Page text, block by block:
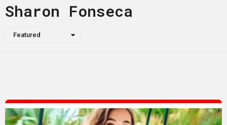
Sharon Fonseca
Featured